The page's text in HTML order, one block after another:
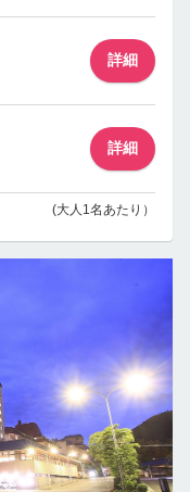
詳細
詳細
(大人1名あたり）